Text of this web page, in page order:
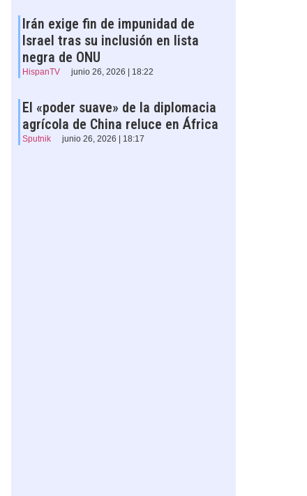
Irán exige fin de impunidad de
Israel tras su inclusión en lista
negra de ONU
HispanTV junio 26, 2026 | 18:22
El «poder suave» de la diplomacia
agrícola de China reluce en África
Sputnik junio 26, 2026 | 18:17